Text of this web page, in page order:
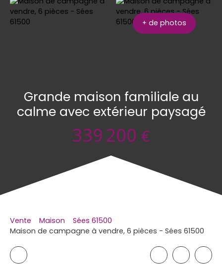
+ de photos
Grande maison familiale au
calme avec extérieur paysagé
339 200 €
Vente Maison
Sées 61500
Maison de campagne à vendre, 6 pièces - Sées 61500